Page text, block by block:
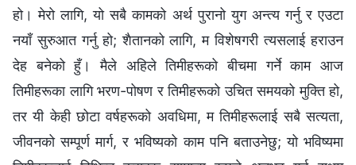
हो। मेरो लागि, यो सबै कामको अर्थ पुरानो युग अन्त्य गर्नु र एउटा
नयाँ सुरुआत गर्नु हो; शैतानको लागि, म विशेषगरी त्यसलाई हराउन
देह बनेको हुँ। मैले अहिले तिमीहरूको बीचमा गर्ने काम आज
तिमीहरूका लागि भरण-पोषण र तिमीहरूको उचित समयको मुक्ति हो,
तर यी केही छोटा वर्षहरूको अवधिमा, म तिमीहरूलाई सबै सत्यता,
जीवनको सम्पूर्ण मार्ग, र भविष्यको काम पनि बताउनेछु; यो भविष्यमा